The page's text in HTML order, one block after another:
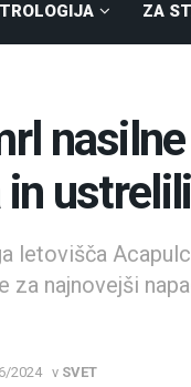
ZA
ustrelili
letovišča
za najnovejši
2024 v SVET